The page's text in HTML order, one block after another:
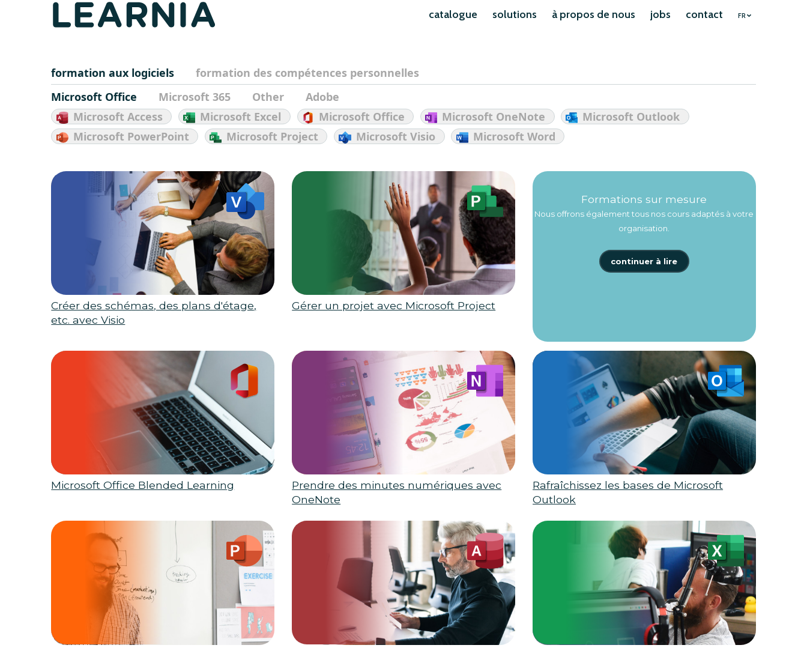
catalogue solutions à propos de nous jobs contact FR
formation aux logiciels
formation des compétences personnelles
Microsoft Office
Microsoft 365 Other
Adobe
Microsoft Access
Microsoft Excel Microsoft Office Microsoft OneNote
Microsoft Outlook
Microsoft PowerPoint
Microsoft Project Microsoft Visio Microsoft Word
Créer des schémas, des plans d'étage,
etc. avec Visio
Gérer un projet avec Microsoft Project
Formations sur mesure
Nous offrons également tous nos cours adaptés à votre
organisation.
continuer à lire
Microsoft Office Blended Learning
Prendre des minutes numériques avec
OneNote
Rafraîchissez les bases de Microsoft
Outlook